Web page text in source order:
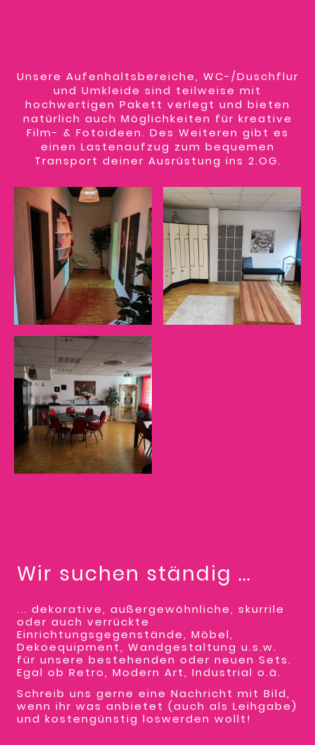
Unsere Aufenhaltsbereiche, WC-/Duschflur
und Umkleide sind teilweise mit
hochwertigen Pakett verlegt und bieten
natürlich auch Möglichkeiten für kreative
Film- & Fotoideen. Des Weiteren gibt es
einen Lastenaufzug zum bequemen
Transport deiner Ausrüstung ins 2.OG.
Wir suchen ständig ...
... dekorative, außergewöhnliche, skurrile
oder auch verrückte
Einrichtungsgegenstände, Möbel,
Dekoequipment, Wandgestaltung u.s.w.
für unsere bestehenden oder neuen Sets.
Egal ob Retro, Modern Art, Industrial o.ä.
Schreib uns gerne eine Nachricht mit Bild,
wenn ihr was anbietet (auch als Leihgabe)
und kostengünstig loswerden wollt!